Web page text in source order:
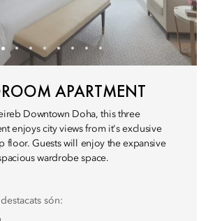
APARTMENT
Downtown Doha, this three
enjoys city views from it's exclusive
floor. Guests will enjoy the expansive
wardrobe space.
són: